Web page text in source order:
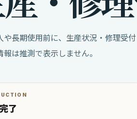
や長期使用前に、生産状況・修理受
報は推測で表示しません。
了